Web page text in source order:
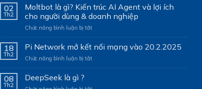
Solutions
tham
dự
VIETNAM
2026
nền
Omni-
02
Th2
Moltbot là gì? Kiến trúc AI Agent và lợi ích
cho người dùng & doanh nghiệp
Chức năng bình luận bị tắtở
Kiến
18
Th2
Pi Network mở kết nối mạng vào 20.2.2025
Chức năng bình luận bị tắtở
08
Th2
DeepSeek là gì ?